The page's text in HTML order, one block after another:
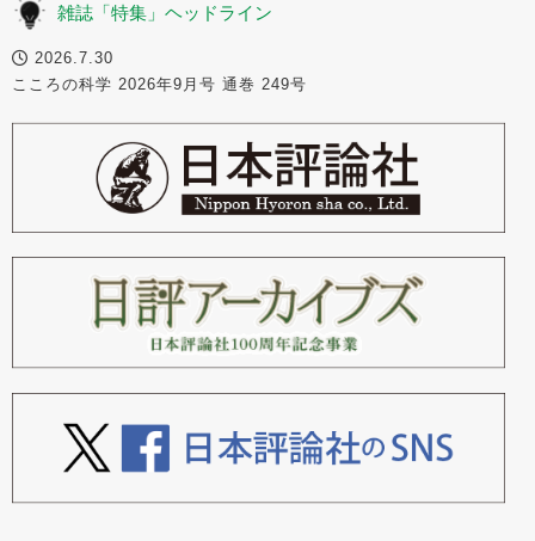
雑誌「特集」ヘッドライン
2026.7.30
こころの科学 2026年9月号 通巻 249号